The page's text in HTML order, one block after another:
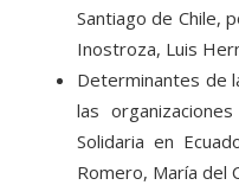
Santiago de Chile,
Inostroza, Luis
Determinantes de
las
Solidaria en
Romero, María del